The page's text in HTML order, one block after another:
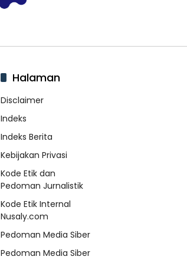
Halaman
Disclaimer
Indeks
Indeks Berita
Kebijakan Privasi
Kode Etik dan
Pedoman Jurnalistik
Kode Etik Internal
Nusaly.com
Pedoman Media Siber
Pedoman Media Siber